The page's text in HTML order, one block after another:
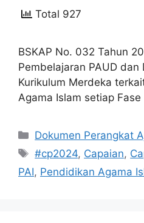
Total 927
BSKAP No. 032 Tahun
Pembelajaran PAUD
Kurikulum Merdeka
Agama Islam setiap Fase
Kategori
Dokumen Perangkat
Tag
#cp2024, Capaian,
PAI, Pendidikan Agama